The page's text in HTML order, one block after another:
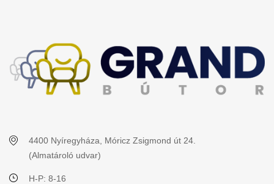
4400 Nyíregyháza, Móricz Zsigmond út 24.
(Almatároló udvar)
H-P: 8-16